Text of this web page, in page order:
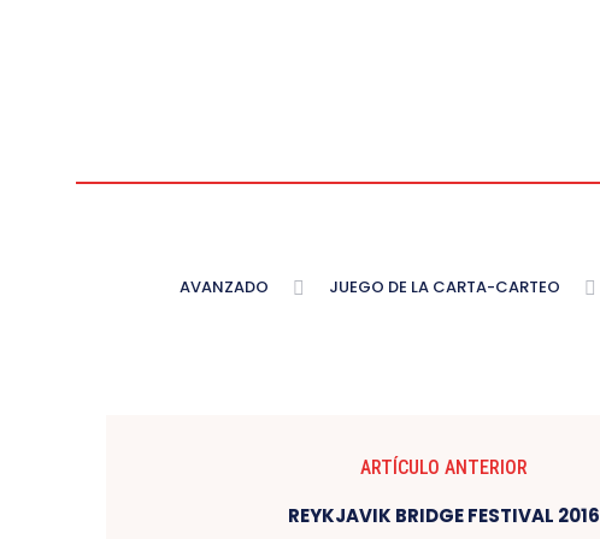
AVANZADO JUEGO DE LA CARTA-CARTEO
ARTÍCULO ANTERIOR
REYKJAVIK BRIDGE FESTIVAL 2016